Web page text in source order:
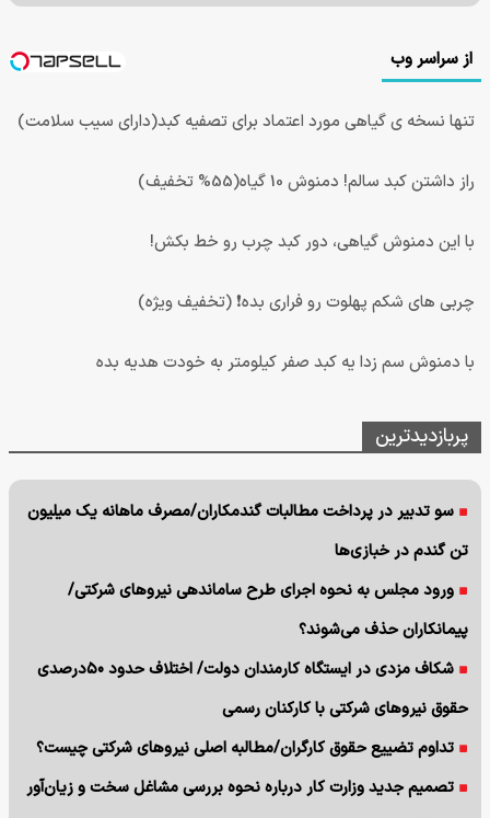
از سراسر وب
تنها نسخه ی گیاهی مورد اعتماد برای تصفیه کبد(دارای سیب سلامت)
راز داشتن کبد سالم! دمنوش 10 گیاه(55% تخفیف)
با این دمنوش گیاهی، دور کبد چرب رو خط بکش!
چربی های شکم پهلوت رو فراری بده❗ (تخفیف ویژه)
با دمنوش سم زدا یه کبد صفر کیلومتر به خودت هدیه بده
پربازدیدترین
سو تدبیر در پرداخت مطالبات گندمکاران/مصرف ماهانه یک میلیون
تن گندم در خبازی‌ها
ورود مجلس به نحوه اجرای طرح ساماندهی نیروهای شرکتی/
پیمانکاران حذف می‌شوند؟
شکاف مزدی در ایستگاه کارمندان دولت/ اختلاف حدود ۵۰درصدی
حقوق نیروهای شرکتی با کارکنان رسمی
تداوم تضییع حقوق کارگران/مطالبه اصلی نیروهای شرکتی چیست؟
تصمیم جدید وزارت کار درباره نحوه بررسی مشاغل سخت و زیان‌آور